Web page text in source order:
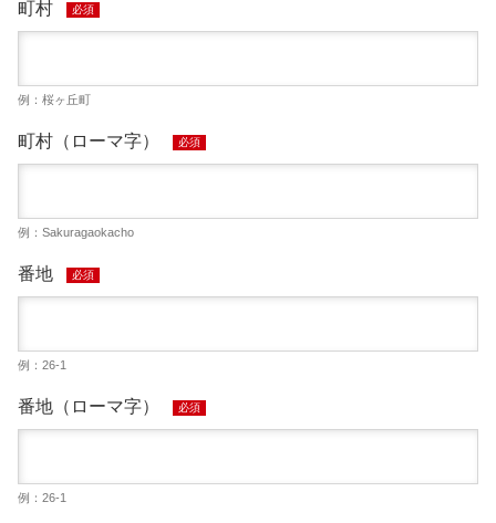
町村 必須
例：桜ヶ丘町
町村（ローマ字） 必須
例：Sakuragaokacho
番地 必須
例：26-1
番地（ローマ字） 必須
例：26-1